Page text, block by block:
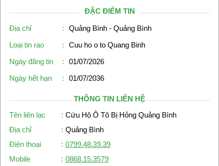
ĐẶC ĐIỂM TIN
Địa chỉ :
Quảng Bình - Quảng Bình
Loại tin rao
:
Cuu ho o to Quang Binh
Ngày đăng tin
:
01/07/2026
Ngày hết hạn
: 01/07/2036
THÔNG TIN LIÊN HỆ
Tên liên lạc
: Cứu Hộ Ô Tô Bị Hỏng Quảng Bình
Địa chỉ
: Quảng Bình
Điện thoại
: 0799.48.39.39
Mobile
: 0868.15.3579